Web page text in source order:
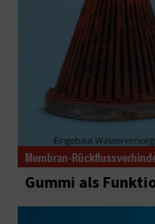
Gummi als
Membran-